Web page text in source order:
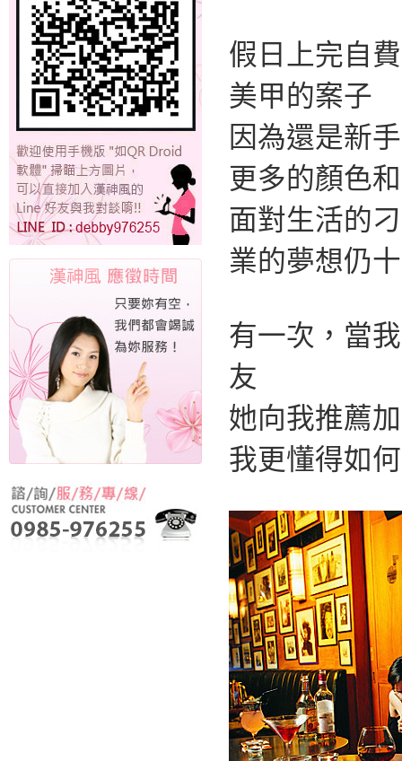
假日上完自
美甲的案子
因為還是新
更多的顏色
面對生活的
業的夢想仍
有一次，當
友
她向我推薦
我更懂得如